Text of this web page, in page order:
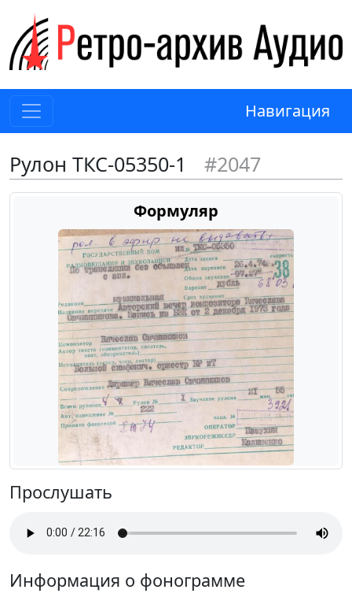
Навигация
Рулон ТКС-05350-1 #2047
Формуляр
Прослушать
Информация о фонограмме